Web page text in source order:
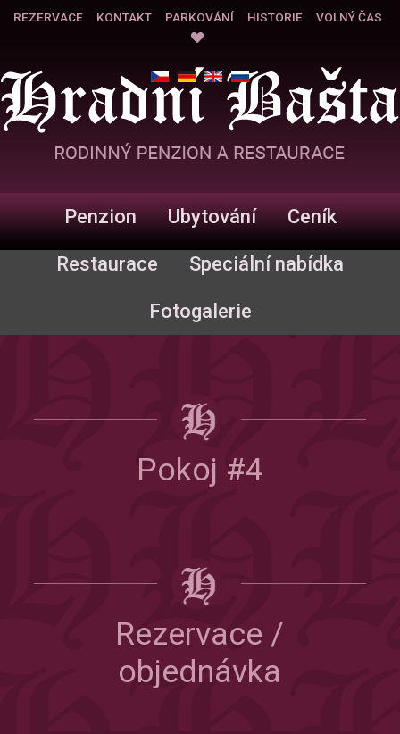
REZERVACE KONTAKT PARKOVÁNÍ HISTORIE VOLNÝ ČAS
Penzion Ubytování Ceník
Restaurace Speciální nabídka
Fotogalerie
Pokoj #4
Rezervace /
objednávka